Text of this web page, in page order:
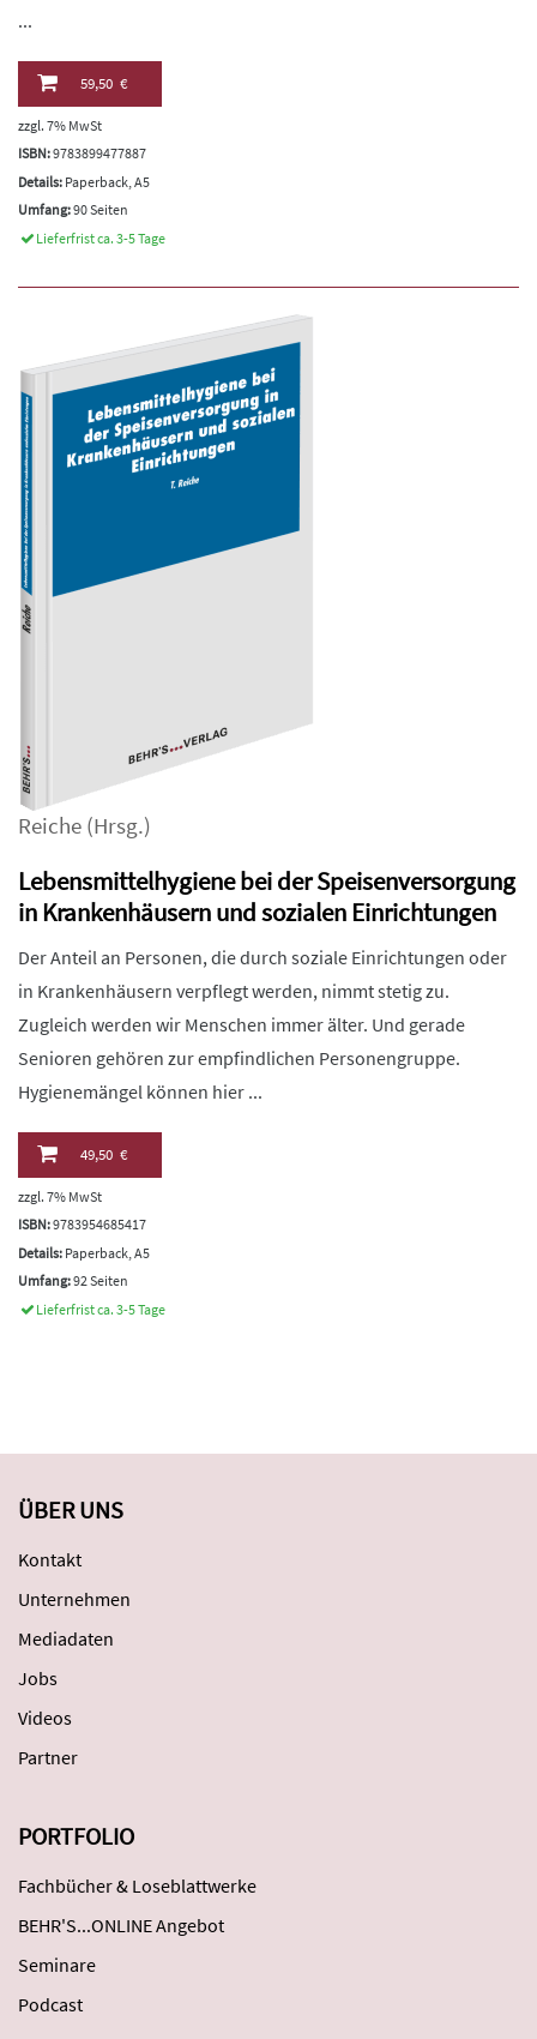
...
59,50 €
zzgl. 7% MwSt
ISBN:9783899477887
Details: Paperback, A5
Umfang:90 Seiten
Lieferfrist ca. 3-5 Tage
Reiche (Hrsg.)
Lebensmittelhygiene bei der Speisenversorgung
in Krankenhäusern und sozialen Einrichtungen
Der Anteil an Personen, die durch soziale Einrichtungen oder
in Krankenhäusern verpflegt werden, nimmt stetig zu.
Zugleich werden wir Menschen immer älter. Und gerade
Senioren gehören zur empfindlichen Personengruppe.
Hygienemängel können hier ...
49,50 €
zzgl. 7% MwSt
ISBN:9783954685417
Details: Paperback, A5
Umfang:92 Seiten
Lieferfrist ca. 3-5 Tage
ÜBER UNS
Kontakt
Unternehmen
Mediadaten
Jobs
Videos
Partner
PORTFOLIO
Fachbücher & Loseblattwerke
BEHR'S...ONLINE Angebot
Seminare
Podcast